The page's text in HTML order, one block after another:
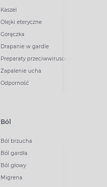
Kaszel
Olejki eteryczne
Gorączka
Drapanie w gardle
Preparaty przeciwwirusowe
Zapalenie ucha
Odporność
Ból
Ból brzucha
Ból gardła
Ból głowy
Migrena